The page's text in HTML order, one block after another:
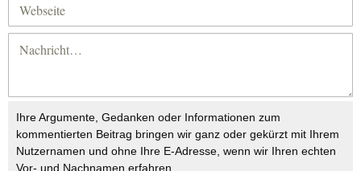
Ihre Argumente, Gedanken oder Informationen zum
kommentierten Beitrag bringen wir ganz oder gekürzt mit Ihrem
Nutzernamen und ohne Ihre E-Adresse, wenn wir Ihren echten
Vor- und Nachnamen erfahren.